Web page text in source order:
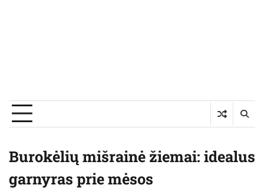
Burokėlių mišrainė žiemai: idealus
garnyras prie mėsos